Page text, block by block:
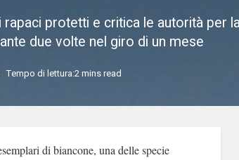
rapaci protetti e critica le autorità per
due volte nel giro di un mese
Tempo di lettura:2 mins read
di biancone, una delle specie